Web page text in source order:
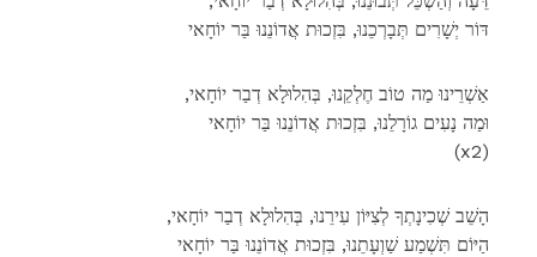
דּוֹר יְשָׁרִים תְּבָרְכֵנוּ, בִּזְכוּת אֲדוֹנֵנוּ בַּר יוֹחָאי
,אַשְׁרֵינוּ מַה טוֹב חֶלְקֵנוּ, בְּהִלוּלָא דְבַר יוֹחָאי
וּמַה נָעִים גוֹרָלֵנוּ, בִּזְכוּת אֲדוֹנֵנוּ בַּר יוֹחָאי
(x2)
,הָשֵׁב שְׁכִינָתְךָ לְצִיּוֹן עִירֵנוּ, בְּהִלוּלָא דְבַר יוֹחָאי
הַיּוֹם תִּשְׁמַע שַׁוְעָתֵנוּ, בִּזְכוּת אֲדוֹנֵנוּ בַּר יוֹחָאי